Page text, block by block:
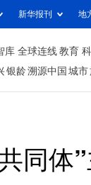
新华报刊 地
库 全球连线 教育
银龄溯源中国 城市
同体